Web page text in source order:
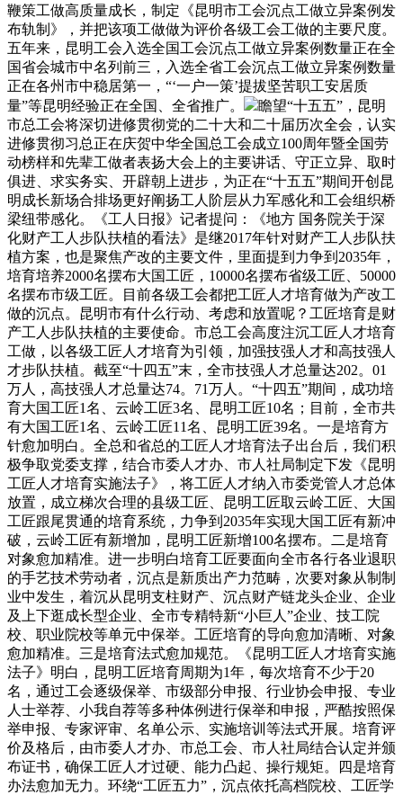
鞭策工做高质量成长，制定《昆明市工会沉点工做立异案例发
布轨制》，并把该项工做做为评价各级工会工做的主要尺度。
五年来，昆明工会入选全国工会沉点工做立异案例数量正在全
国省会城市中名列前三，入选全省工会沉点工做立异案例数量
正在各州市中稳居第一，“‘一户一策’提拔坚苦职工安居质
量”等昆明经验正在全国、全省推广。
瞻望“十五五”，昆明
市总工会将深切进修贯彻党的二十大和二十届历次全会，认实
进修贯彻习总正在庆贺中华全国总工会成立100周年暨全国劳
动榜样和先辈工做者表扬大会上的主要讲话、守正立异、取时
俱进、求实务实、开辟朝上进步，为正在“十五五”期间开创昆
明成长新场合排场更好阐扬工人阶层从力军感化和工会组织桥
梁纽带感化。《工人日报》记者提问：《地方 国务院关于深
化财产工人步队扶植的看法》是继2017年针对财产工人步队扶
植方案，也是聚焦产改的主要文件，里面提到力争到2035年，
培育培养2000名摆布大国工匠，10000名摆布省级工匠、50000
名摆布市级工匠。目前各级工会都把工匠人才培育做为产改工
做的沉点。昆明市有什么行动、考虑和放置呢？工匠培育是财
产工人步队扶植的主要使命。市总工会高度注沉工匠人才培育
工做，以各级工匠人才培育为引领，加强技强人才和高技强人
才步队扶植。截至“十四五”末，全市技强人才总量达202。01
万人，高技强人才总量达74。71万人。“十四五”期间，成功培
育大国工匠1名、云岭工匠3名、昆明工匠10名；目前，全市共
有大国工匠1名、云岭工匠11名、昆明工匠39名。一是培育方
针愈加明白。全总和省总的工匠人才培育法子出台后，我们积
极争取党委支撑，结合市委人才办、市人社局制定下发《昆明
工匠人才培育实施法子》，将工匠人才纳入市委党管人才总体
放置，成立梯次合理的县级工匠、昆明工匠取云岭工匠、大国
工匠跟尾贯通的培育系统，力争到2035年实现大国工匠有新冲
破，云岭工匠有新增加，昆明工匠新增100名摆布。二是培育
对象愈加精准。进一步明白培育工匠要面向全市各行各业退职
的手艺技术劳动者，沉点是新质出产力范畴，次要对象从制制
业中发生，着沉从昆明支柱财产、沉点财产链龙头企业、企业
及上下逛成长型企业、全市专精特新“小巨人”企业、技工院
校、职业院校等单元中保举。工匠培育的导向愈加清晰、对象
愈加精准。三是培育法式愈加规范。《昆明工匠人才培育实施
法子》明白，昆明工匠培育周期为1年，每次培育不少于20
名，通过工会逐级保举、市级部分申报、行业协会申报、专业
人士举荐、小我自荐等多种体例进行保举和申报，严酷按照保
举申报、专家评审、名单公示、实施培训等法式开展。培育评
价及格后，由市委人才办、市总工会、市人社局结合认定并颁
布证书，确保工匠人才过硬、能力凸起、操行规矩。四是培育
办法愈加无力。环绕“工匠五力”，沉点依托高档院校、工匠学